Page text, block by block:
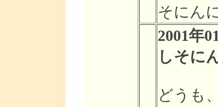
そにん
2001年
しそに
どうも